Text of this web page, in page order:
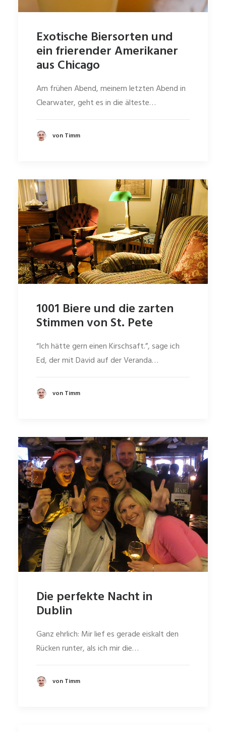
Exotische Biersorten und
ein frierender Amerikaner
aus Chicago
Am frühen Abend, meinem letzten Abend in
Clearwater, geht es in die älteste…
von Timm
1001 Biere und die zarten
Stimmen von St. Pete
“Ich hätte gern einen Kirschsaft.”, sage ich
Ed, der mit David auf der Veranda…
von Timm
Die perfekte Nacht in
Dublin
Ganz ehrlich: Mir lief es gerade eiskalt den
Rücken runter, als ich mir die…
von Timm